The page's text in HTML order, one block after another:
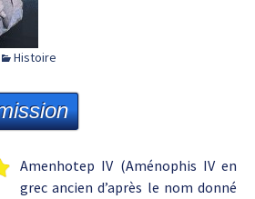
Histoire
Amenhotep IV (Aménophis IV en
grec ancien d’après le nom donné